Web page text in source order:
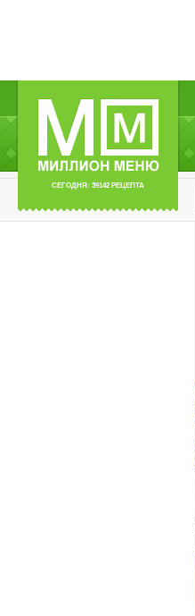
СЕГОДНЯ: 39142 РЕЦЕПТА